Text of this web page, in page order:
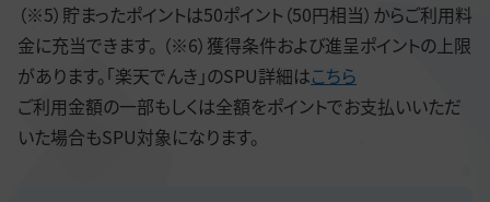
（※5）貯まったポイントは50ポイント（50円相当）からご利用料
金に充当できます。 （※6）獲得条件および進呈ポイントの上限
があります。「楽天でんき」のSPU詳細はこちら
ご利用金額の一部もしくは全額をポイントでお支払いいただ
いた場合もSPU対象になります。